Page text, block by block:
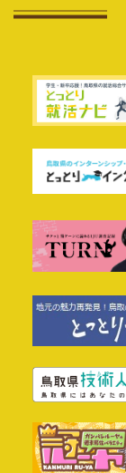
＼ボランティ
2026年2月18日
【終了しまし
て・食べて・
公開！）
【終了しまし
っとり企業紹
2025年9月18日
【自分らしい
【終了しまし
(8/8)
サクッと簡タ
公開！
令和8年度鳥
受験案内【外
2026年7月2日
鳥取県東部広
案内【外部サ
2026年6月1日
【お詫びと訂
ント名利用に
2026年5月28日